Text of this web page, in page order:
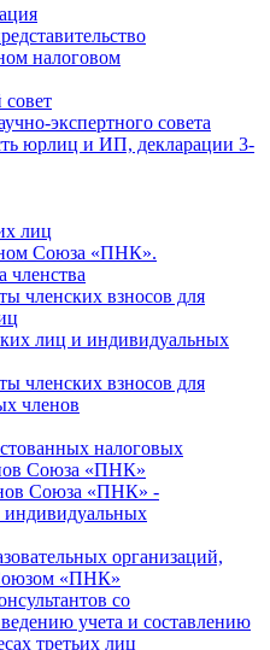
налоговом
экспертного совета
юрлиц и ИП, декларации 3-
лиц
Союза «ПНК».
членства
членских взносов для
лиц и индивидуальных
членских взносов для
членов
налоговых
Союза «ПНК»
Союза «ПНК» -
организаций,
«ПНК»
со
учета и составлению
третьих лиц